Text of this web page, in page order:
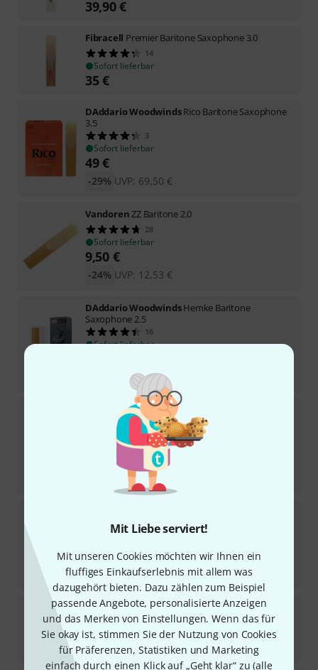
Mit Liebe serviert!
Mit unseren Cookies möchten wir Ihnen ein
fluffiges Einkaufserlebnis mit allem was
dazugehört bieten. Dazu zählen zum Beispiel
passende Angebote, personalisierte Anzeigen
und das Merken von Einstellungen. Wenn das für
Sie okay ist, stimmen Sie der Nutzung von Cookies
für Präferenzen, Statistiken und Marketing
einfach durch einen Klick auf „Geht klar“ zu (alle
39,90€
Fibracell Premier Baritone Saxophone 3.0
14
Sofort lieferbar
35€
DAddario WoodwindsRico Baritone Saxophone
3.5
3
Sofort lieferbar
49€
UVP: 69,50 €
-29%
VandorenZZ Baritone 2.0
28
Sofort lieferbar
9,50 €
UVP: 12,53 €
-24%
DAddario WoodwindsHemke Baritone
Saxophone 2.5
16
Sofort lieferbar
UVP:35 €
DAddario Woodwinds
Saxophone 3.5
8
Sofort lieferbar
UVP: 35 €
6
45€
UVP:66,50 €
-32%
Harry Hartmann FiberreedCarbon Baritone MS
8
Sofort lieferbar
39€